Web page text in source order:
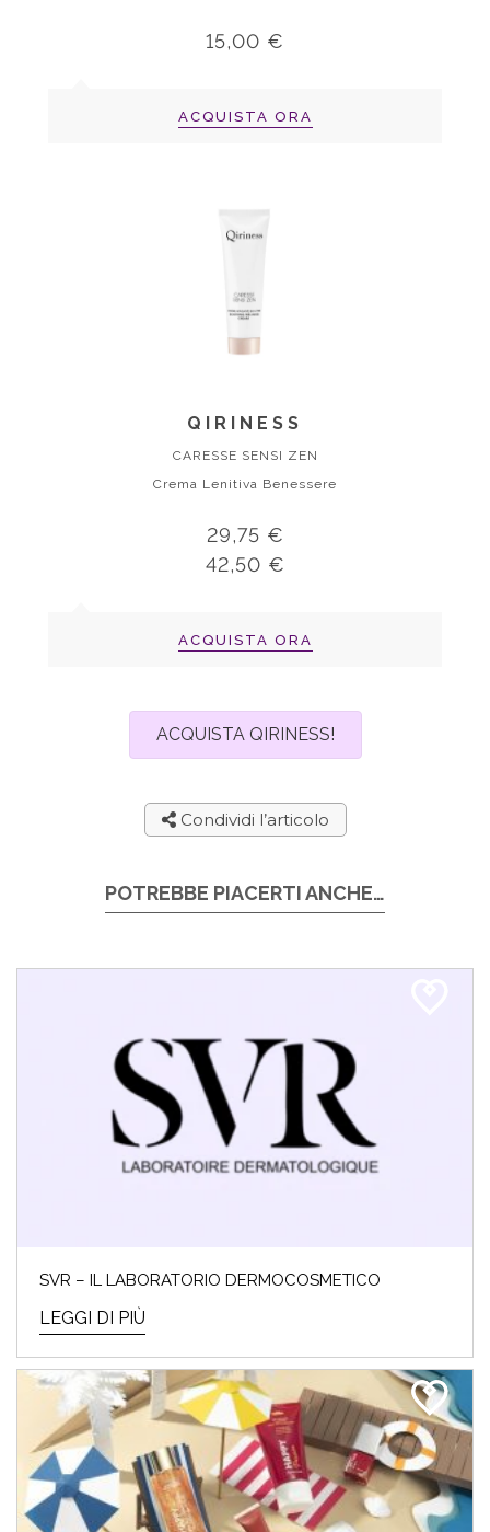
15,00 €
ACQUISTA ORA
QIRINESS
CARESSE SENSI ZEN
Crema Lenitiva Benessere
29,75 €
42,50 €
ACQUISTA ORA
ACQUISTA QIRINESS!
Condividi l’articolo
POTREBBE PIACERTI ANCHE…
SVR – IL LABORATORIO DERMOCOSMETICO
LEGGI DI PIÙ